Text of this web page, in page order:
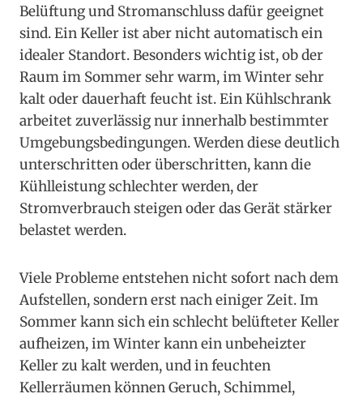
Belüftung und Stromanschluss dafür geeignet
sind. Ein Keller ist aber nicht automatisch ein
idealer Standort. Besonders wichtig ist, ob der
Raum im Sommer sehr warm, im Winter sehr
kalt oder dauerhaft feucht ist. Ein Kühlschrank
arbeitet zuverlässig nur innerhalb bestimmter
Umgebungsbedingungen. Werden diese deutlich
unterschritten oder überschritten, kann die
Kühlleistung schlechter werden, der
Stromverbrauch steigen oder das Gerät stärker
belastet werden.
Viele Probleme entstehen nicht sofort nach dem
Aufstellen, sondern erst nach einiger Zeit. Im
Sommer kann sich ein schlecht belüfteter Keller
aufheizen, im Winter kann ein unbeheizter
Keller zu kalt werden, und in feuchten
Kellerräumen können Geruch, Schimmel,